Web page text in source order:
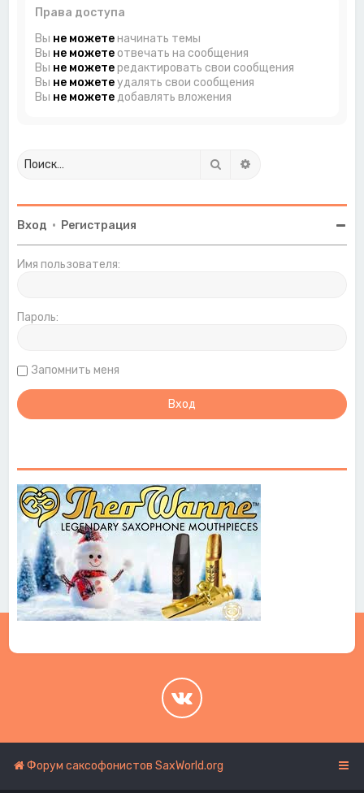
Права доступа
Вы не можетеначинать темы
Вы не можетеотвечать на сообщения
Вы не можетередактировать свои сообщения
Вы не можетеудалять свои сообщения
Вы не можетедобавлять вложения
Поиск
Вход • Регистрация
Имя пользователя:
Пароль:
Запомнить меня
Форум саксофонистов SaxWorld.org